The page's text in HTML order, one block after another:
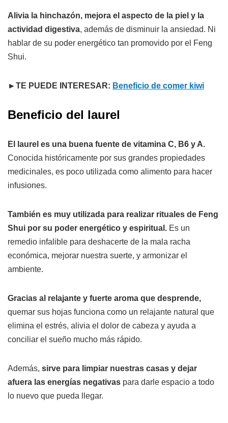
Alivia la hinchazón, mejora el aspecto de la piel y la
actividad digestiva, además de disminuir la ansiedad. Ni
hablar de su poder energético tan promovido por el Feng
Shui.
►TE PUEDE INTERESAR: Beneficio de comer kiwi
Beneficio del laurel
El laurel es una buena fuente de vitamina C, B6 y A.
Conocida históricamente por sus grandes propiedades
medicinales, es poco utilizada como alimento para hacer
infusiones.
También es muy utilizada para realizar rituales de Feng
Shui por su poder energético y espiritual. Es un
remedio infalible para deshacerte de la mala racha
económica, mejorar nuestra suerte, y armonizar el
ambiente.
Gracias al relajante y fuerte aroma que desprende,
quemar sus hojas funciona como un relajante natural que
elimina el estrés, alivia el dolor de cabeza y ayuda a
conciliar el sueño mucho más rápido.
Además, sirve para limpiar nuestras casas y dejar
afuera las energías negativas para darle espacio a todo
lo nuevo que pueda llegar.